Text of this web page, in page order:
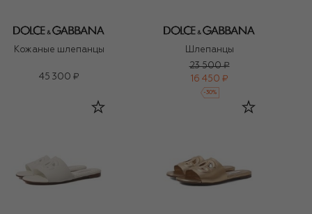
Кожаные шлепанцы
45 300 ₽
Шлепанцы
23 500 ₽
16 450 ₽
-30%